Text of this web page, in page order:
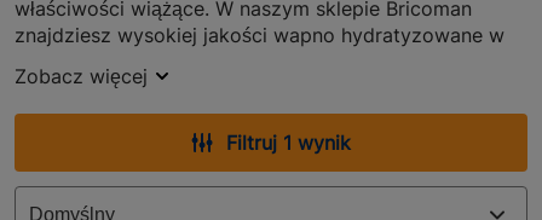
właściwości wiążące. W naszym sklepie Bricoman
znajdziesz wysokiej jakości wapno hydratyzowane w
właściwościami i jest szeroko stosowane do zapraw
murarskich i tynkarskich. Dzięki swoim cechom
gwarantuje właściwą sprężystość zaprawom
budowlanym. Jeśli do zaprawy doda się wapno,
wpłynie to na mikroklimat pomieszczenia.
Zobacz więcej
Filtruj 1 wynik